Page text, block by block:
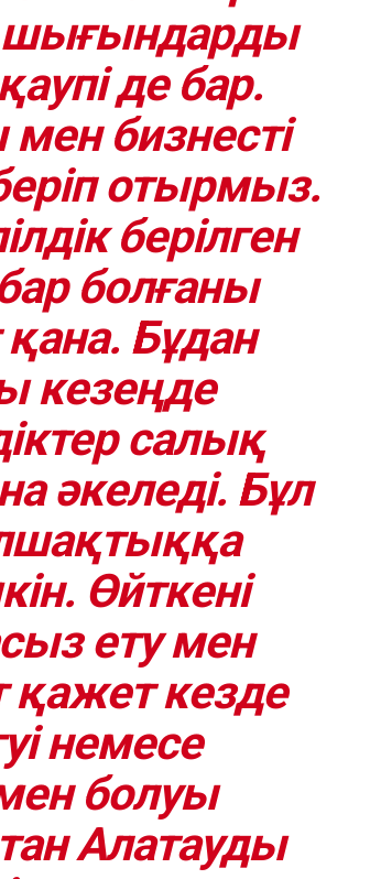
шығындарды
де бар.
бизнесті
отырмыз.
берілген
болғаны
Бұдан
кезеңде
салық
әкеледі. Бұл
Өйткені
ету мен
кезде
немесе
болуы
Алатауды